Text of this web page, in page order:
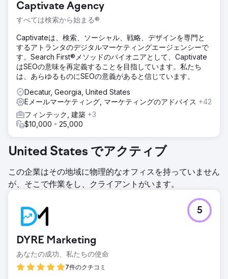
Captivate Agency
すべては検索から始まる®
Captivateは、検索、ソーシャル、戦略、デザインを専門と
するアトランタのデジタルマーケティングエージェンシーで
す。Search First®メソッドのパイオニアとして、Captivate
はSEOの意味を再定義することを目指しています。私たち
は、あらゆるものにSEOの意義があると信じています。
Decatur, Georgia, United States
Eメールマーケティング, マーケティングのアドバイス +42
フィンテック, 建築 +3
$10,000 - 25,000
United States でアクティブ
この企業はその地域に物理的なオフィスを持っていません
が、そこで作業をし、クライアントがいます。
DYRE Marketing
あなたの成功、私たちの使命
7件のクチコミ
5